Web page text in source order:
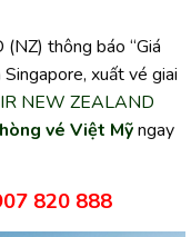
thông báo “Giá
xuất vé giai
NEW ZEALAND
vé Việt Mỹngay
820 888